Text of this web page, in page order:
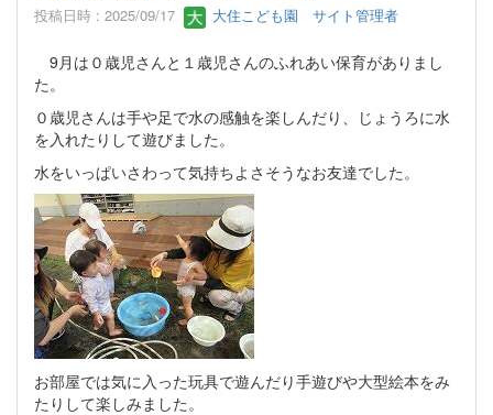
投稿日時 : 2025/09/17 大住こども園 サイト管理者
9月は０歳児さんと１歳児さんのふれあい保育がありまし
た。
０歳児さんは手や足で水の感触を楽しんだり、じょうろに水
を入れたりして遊びました。
水をいっぱいさわって気持ちよさそうなお友達でした。
お部屋では気に入った玩具で遊んだり手遊びや大型絵本をみ
たりして楽しみました。